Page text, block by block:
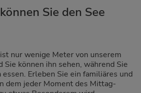
Sie den See
nur wenige Meter von unserem
können ihn sehen, während Sie
essen. Erleben Sie ein familiäres und
dem jeder Moment des Mittag-